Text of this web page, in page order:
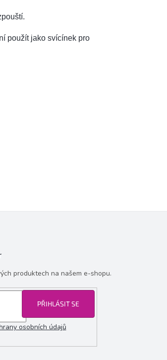
použít jako svícínek pro
produktech na našem e-shopu.
osobních údajů
PŘIHLÁSIT SE